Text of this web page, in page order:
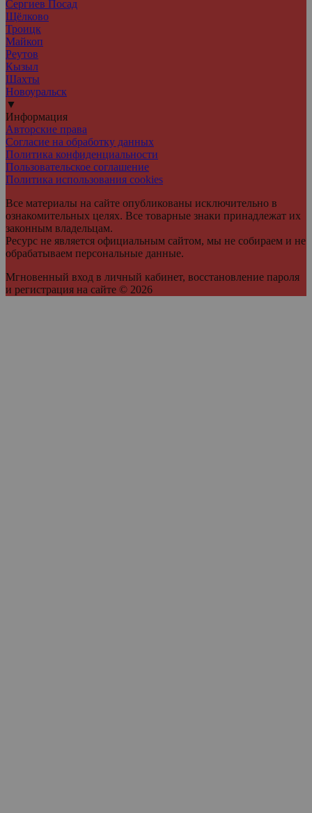
Сергиев Посад
Щёлково
Троицк
Майкоп
Реутов
Кызыл
Шахты
Новоуральск
▼
Информация
Авторские права
Согласие на обработку данных
Политика конфиденциальности
Пользовательское соглашение
Политика использования cookies
Все материалы на сайте опубликованы исключительно в
ознакомительных целях. Все товарные знаки принадлежат их
законным владельцам.
Ресурс не является официальным сайтом, мы не собираем и не
обрабатываем персональные данные.
Мгновенный вход в личный кабинет, восстановление пароля
и регистрация на сайте © 2026